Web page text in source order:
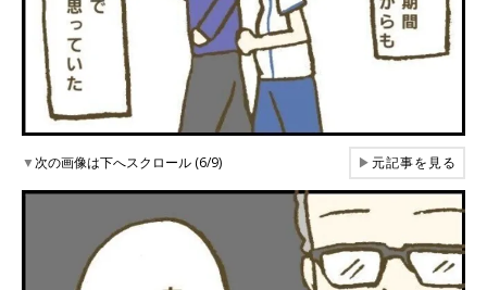
▼次の画像は下へスクロール (6/9) ▶元記事を見る